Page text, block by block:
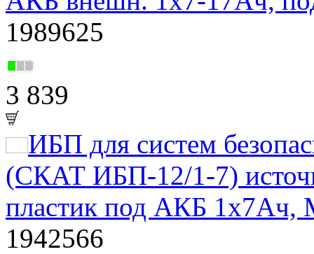
1989625
3 839
ИБП для систем
(СКАТ ИБП-12/1-7)
пластик под АКБ
1942566